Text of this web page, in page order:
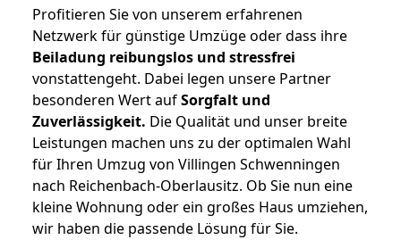
Profitieren Sie von unserem erfahrenen
Netzwerk für günstige Umzüge oder dass ihre
Beiladung reibungslos und stressfrei
vonstattengeht. Dabei legen unsere Partner
besonderen Wert aufSorgfalt und
Zuverlässigkeit. Die Qualität und unser breite
Leistungen machen uns zu der optimalen Wahl
für Ihren Umzug von Villingen Schwenningen
nach Reichenbach-Oberlausitz. Ob Sie nun eine
kleine Wohnung oder ein großes Haus umziehen,
wir haben die passende Lösung für Sie.